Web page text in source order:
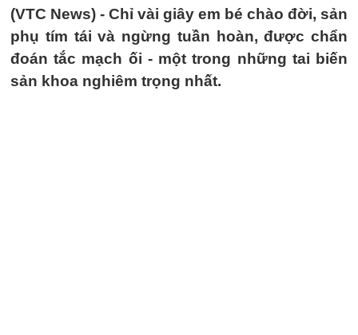
(VTC News) - Chỉ vài giây em bé chào đời, sản
phụ tím tái và ngừng tuần hoàn, được chẩn
đoán tắc mạch ối - một trong những tai biến
sản khoa nghiêm trọng nhất.